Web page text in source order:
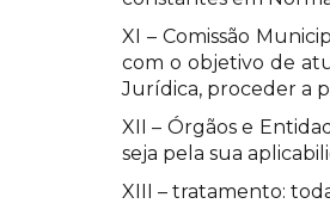
XI – Comissão
com o objetivo de
Jurídica, proceder a
XII – Órgãos e
seja pela sua
XIII – tratamento: